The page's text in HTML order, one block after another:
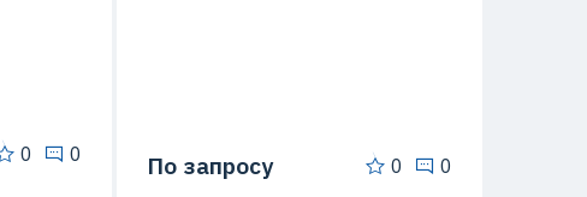
0 0 По запросу 0 0